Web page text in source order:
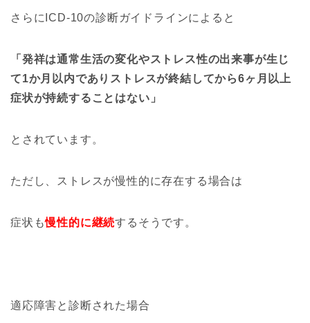
さらにICD-10の診断ガイドラインによると
「発祥は通常生活の変化やストレス性の出来事が生じ
て1か月以内でありストレスが終結してから6ヶ月以上
症状が持続することはない」
とされています。
ただし、ストレスが慢性的に存在する場合は
症状も慢性的に継続するそうです。
適応障害と診断された場合